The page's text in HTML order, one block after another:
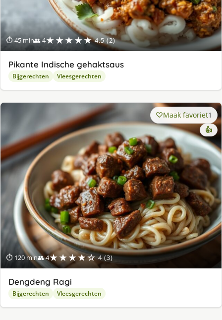
⏱ 45 min👥 4★★★★★ 4.5 (2)
Pikante Indische gehaktsaus
Bijgerechten Vleesgerechten
⏱ 120 min👥 4★★★★☆ 4 (3)
Maak favoriet1
👍
Dengdeng Ragi
Bijgerechten Vleesgerechten